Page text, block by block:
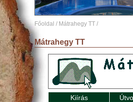
Főoldal / Mátrahegy TT /
Mátrahegy TT
Kiírás